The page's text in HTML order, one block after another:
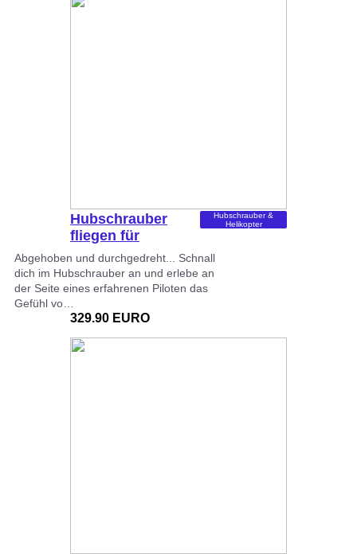
Hubschrauber
fliegen für
Beginner (20…
Hubschrauber &
Helikopter
Abgehoben und durchgedreht... Schnall
dich im Hubschrauber an und erlebe an
der Seite eines erfahrenen Piloten das
Gefühl vo…
329.90 EURO